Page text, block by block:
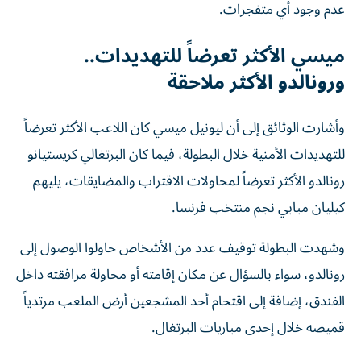
عدم وجود أي متفجرات.
ميسي الأكثر تعرضاً للتهديدات..
ورونالدو الأكثر ملاحقة
وأشارت الوثائق إلى أن ليونيل ميسي كان اللاعب الأكثر تعرضاً
للتهديدات الأمنية خلال البطولة، فيما كان البرتغالي كريستيانو
رونالدو الأكثر تعرضاً لمحاولات الاقتراب والمضايقات، يليهم
كيليان مبابي نجم منتخب فرنسا.
وشهدت البطولة توقيف عدد من الأشخاص حاولوا الوصول إلى
رونالدو، سواء بالسؤال عن مكان إقامته أو محاولة مرافقته داخل
الفندق، إضافة إلى اقتحام أحد المشجعين أرض الملعب مرتدياً
قميصه خلال إحدى مباريات البرتغال.